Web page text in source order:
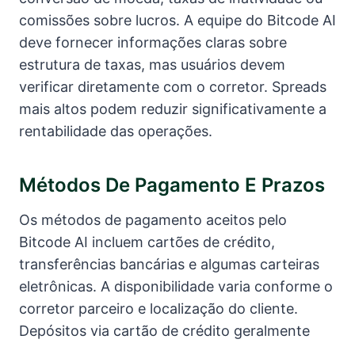
comissões sobre lucros. A equipe do Bitcode AI
deve fornecer informações claras sobre
estrutura de taxas, mas usuários devem
verificar diretamente com o corretor. Spreads
mais altos podem reduzir significativamente a
rentabilidade das operações.
Métodos De Pagamento E Prazos
Os métodos de pagamento aceitos pelo
Bitcode AI incluem cartões de crédito,
transferências bancárias e algumas carteiras
eletrônicas. A disponibilidade varia conforme o
corretor parceiro e localização do cliente.
Depósitos via cartão de crédito geralmente